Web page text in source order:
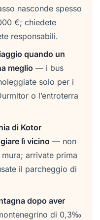
nasconde spesso
€; chiedete
responsabili.
quando un
meglio — i bus
solo per i
o l’entroterra
di Kotor
lì vicino — non
arrivate prima
il parcheggio di
dopo aver
di 0,3‰